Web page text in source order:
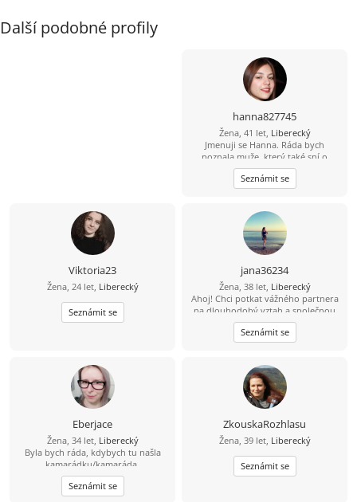
Další podobné profily
hanna827745
Žena, 41 let, Liberecký
Jmenuji se Hanna. Ráda bych
poznala muže, který také sní o
pevném a vážném vztahu. Oceňuji
laskavost, smysl pro humor a
upřímné rozhovory. Pokud hledáš
svou e-mailovou adresu a určitě ti
odepíšu.
Seznámit se
Viktoria23
Žena, 24 let, Liberecký
Seznámit se
jana36234
Žena, 38 let, Liberecký
Ahoj! Chci potkat vážného partnera
na dlouhodobý vztah a společnou
budoucnost. Pošli mi svůj е-mаil – je
to rychlé a zdarma. Těším se na tvou
odpověď!
Seznámit se
Eberjace
Žena, 34 let, Liberecký
Byla bych ráda, kdybych tu našla
kamarádku/kamaráda.
Seznámit se
ZkouskaRozhlasu
Žena, 39 let, Liberecký
Seznámit se